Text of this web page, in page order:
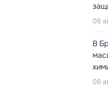
06
В
06